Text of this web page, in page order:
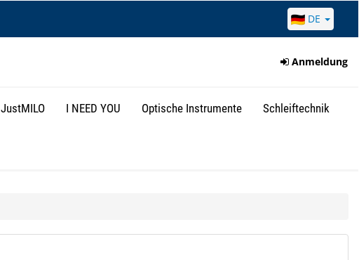
DE
Anmeldung
JustMILO I NEED YOU Optische Instrumente Schleiftechnik